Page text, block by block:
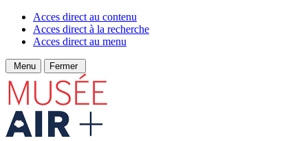
Acces direct au contenu
Acces direct à la recherche
Acces direct au menu
Menu Fermer